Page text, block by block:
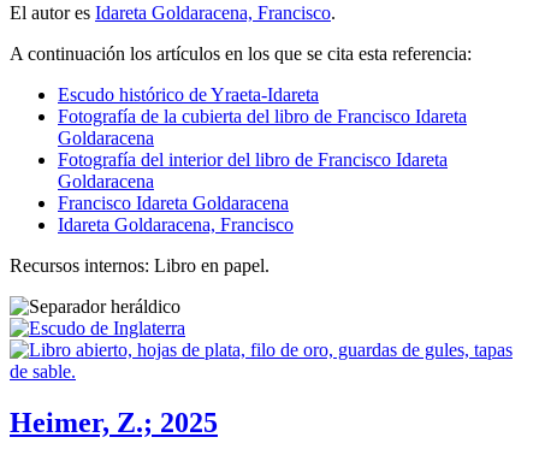
El autor es Idareta Goldaracena, Francisco.
A continuación los artículos en los que se cita esta referencia:
Escudo histórico de Yraeta-Idareta
Fotografía de la cubierta del libro de Francisco Idareta
Goldaracena
Fotografía del interior del libro de Francisco Idareta
Goldaracena
Francisco Idareta Goldaracena
Idareta Goldaracena, Francisco
Recursos internos: Libro en papel.
Heimer, Z.; 2025